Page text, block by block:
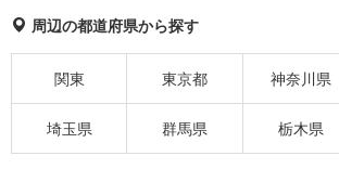
周辺の都道府県から探す
関東 東京都 神奈川県
埼玉県 群馬県 栃木県